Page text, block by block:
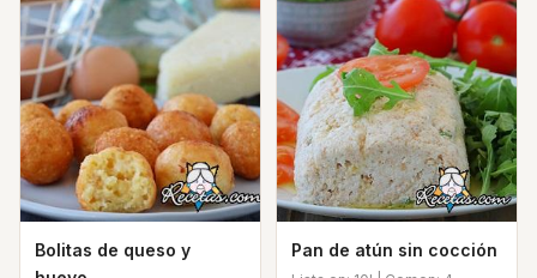
Bolitas de queso y
Pan de atún sin cocción